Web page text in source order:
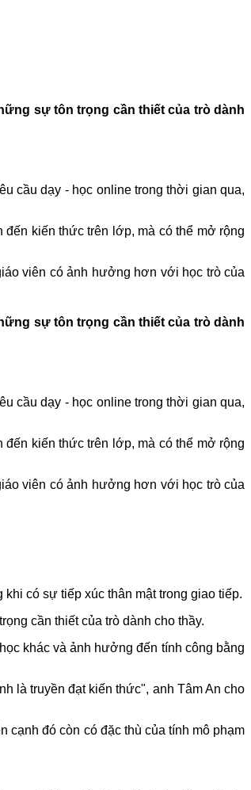
sự tôn trọng cần thiết của trò dành
cầu dạy - học online trong thời gian qua,
kiến thức trên lớp, mà có thể mở rộng
viên có ảnh hưởng hơn với học trò của
sự tôn trọng cần thiết của trò dành
cầu dạy - học online trong thời gian qua,
kiến thức trên lớp, mà có thể mở rộng
viên có ảnh hưởng hơn với học trò của
có sự tiếp xúc thân mật trong giao tiếp.
cần thiết của trò dành cho thầy.
khác và ảnh hưởng đến tính công bằng
là truyền đạt kiến thức", anh Tâm An cho
cạnh đó còn có đặc thù của tính mô phạm